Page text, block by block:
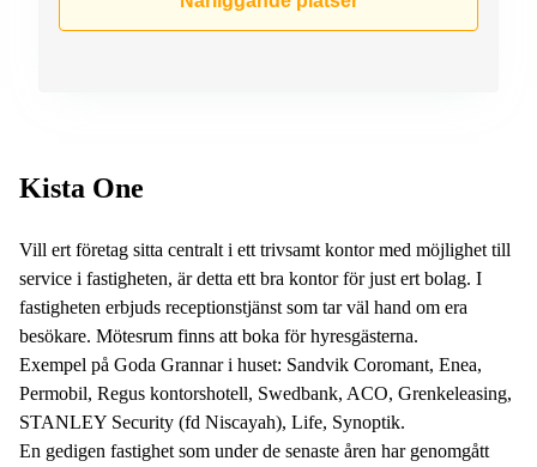
Kista One
Vill ert företag sitta centralt i ett trivsamt kontor med möjlighet till
service i fastigheten, är detta ett bra kontor för just ert bolag. I
fastigheten erbjuds receptionstjänst som tar väl hand om era
besökare. Mötesrum finns att boka för hyresgästerna.
Exempel på Goda Grannar i huset: Sandvik Coromant, Enea,
Permobil, Regus kontorshotell, Swedbank, ACO, Grenkeleasing,
STANLEY Security (fd Niscayah), Life, Synoptik.
En gedigen fastighet som under de senaste åren har genomgått